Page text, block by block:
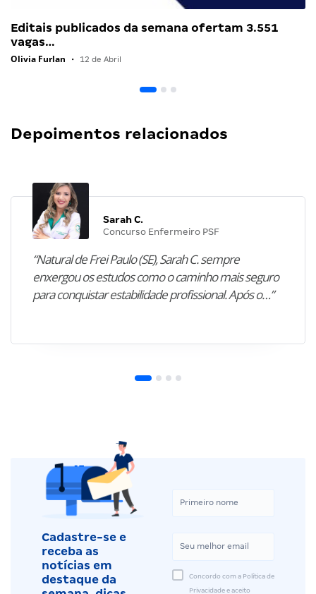
Editais publicados da semana ofertam 3.551
vagas…
Olivia Furlan • 12 de Abril
Depoimentos relacionados
Sarah C.
Concurso Enfermeiro PSF
“Natural de Frei Paulo (SE), Sarah C. sempre
enxergou os estudos como o caminho mais seguro
para conquistar estabilidade profissional. Após o…”
Cadastre-se e
receba as
notícias em
destaque da
Concordo com a Política de
Privacidade e aceito